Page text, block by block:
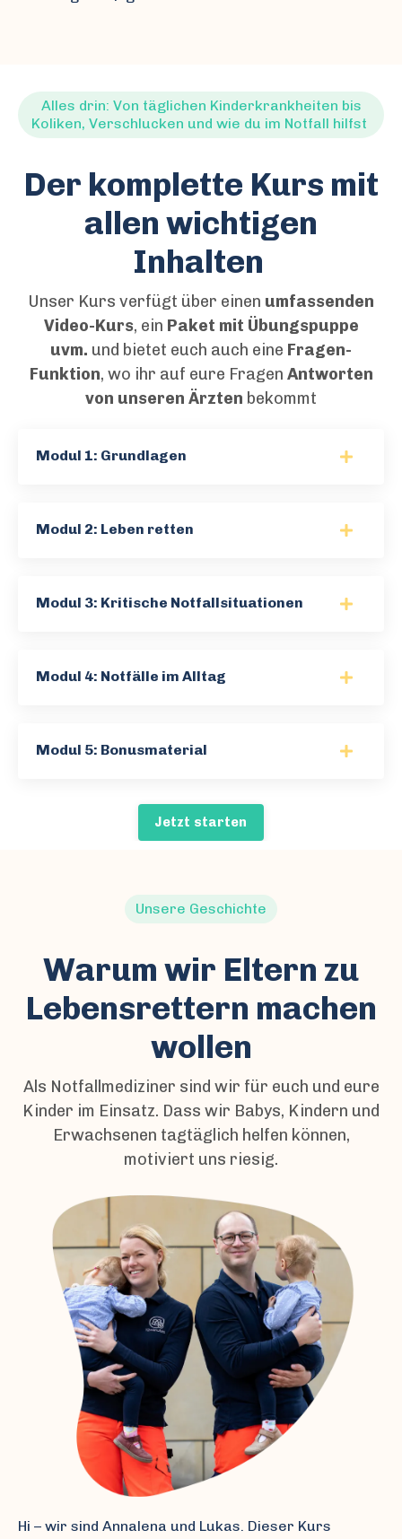
Alles drin: Von täglichen Kinderkrankheiten bis
Koliken, Verschlucken und wie du im Notfall hilfst
Der komplette Kurs mit
allen wichtigen
Inhalten
Unser Kurs verfügt über einen umfassenden
Video-Kurs, ein Paket mit Übungspuppe
uvm. und bietet euch auch eine Fragen-
Funktion, wo ihr auf eure Fragen Antworten
von unseren Ärzten bekommt
Modul 1: Grundlagen
Modul 2: Leben retten
Modul 3: Kritische Notfallsituationen
Modul 4: Notfälle im Alltag
Modul 5: Bonusmaterial
Jetzt starten
Unsere Geschichte
Warum wir Eltern zu
Lebensrettern machen
wollen
Als Notfallmediziner sind wir für euch und eure
Kinder im Einsatz. Dass wir Babys, Kindern und
Erwachsenen tagtäglich helfen können,
motiviert uns riesig.
Hi – wir sind Annalena und Lukas. Dieser Kurs